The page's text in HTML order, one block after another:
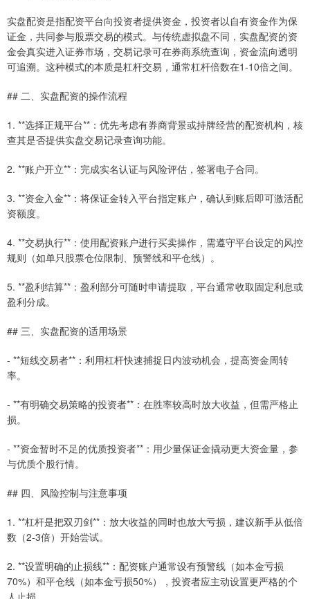
实盘配资是指配资平台向投资者提供资金，投资者以自有资金作为保
证金，共同参与股票交易的模式。与传统虚拟盘不同，实盘配资的资
金会真实进入证券市场，交易记录可在券商系统查询，资金流向透明
可追溯。这种模式的本质是杠杆交易，通常杠杆倍数在1-10倍之间。
## 二、实盘配资的操作流程
1. **选择正规平台**：优先考虑有券商背景或持牌经营的配资机构，核
查其是否提供实盘交易记录查询功能。
2. **账户开立**：完成实名认证与风险评估，签署电子合同。
3. **资金入金**：将保证金转入平台指定账户，确认到账后即可激活配
资额度。
4. **交易执行**：使用配资账户进行买卖操作，需遵守平台设定的风控
规则（如单只股票仓位限制、预警线和平仓线）。
5. **盈利结算**：盈利部分可随时申请提取，平台通常收取固定利息或
盈利分成。
## 三、实盘配资的适用场景
- **短线交易者**：利用杠杆快速捕捉日内波动机会，提高资金周转
率。
- **有明确交易策略的投资者**：在胜率较高时放大收益，但需严格止
损。
- **资金暂时不足的优质投资者**：用少量保证金撬动更大资金量，参
与优质个股行情。
## 四、风险控制与注意事项
1. **杠杆是把双刃剑**：放大收益的同时也放大亏损，建议新手从低倍
数（2-3倍）开始尝试。
2. **设置明确的止损线**：配资账户通常设有预警线（如本金亏损
70%）和平仓线（如本金亏损50%），投资者应主动设置更严格的个